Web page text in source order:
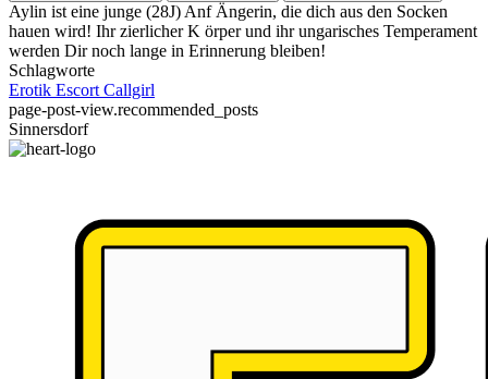
Aylin ist eine junge (28J) Anf Ängerin, die dich aus den Socken
hauen wird! Ihr zierlicher K örper und ihr ungarisches Temperament
werden Dir noch lange in Erinnerung bleiben!
Schlagworte
Erotik Escort Callgirl
page-post-view.recommended_posts
Sinnersdorf